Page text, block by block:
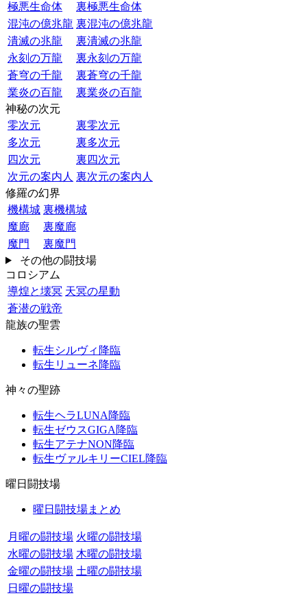
極悪生命体
裏極悪生命体
混沌の億兆龍 裏混沌の億兆龍
潰滅の兆龍
裏潰滅の兆龍
永刻の万龍
裏永刻の万龍
蒼穹の千龍
裏蒼穹の千龍
業炎の百龍
裏業炎の百龍
神秘の次元
零次元
裏零次元
多次元
裏多次元
四次元
裏四次元
次元の案内人 裏次元の案内人
修羅の幻界
機構城 裏機構城
魔廊
裏魔廊
魔門
裏魔門
その他の闘技場
コロシアム
導煌と壊冥 天冥の星動
蒼潜の戦帝
龍族の聖雲
転生シルヴィ降臨
転生リューネ降臨
神々の聖跡
転生ヘラLUNA降臨
転生ゼウスGIGA降臨
転生アテナNON降臨
転生ヴァルキリーCIEL降臨
曜日闘技場
曜日闘技場まとめ
月曜の闘技場 火曜の闘技場
水曜の闘技場 木曜の闘技場
金曜の闘技場 土曜の闘技場
日曜の闘技場